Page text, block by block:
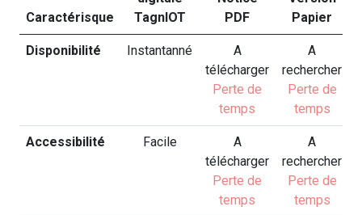
Caractérisque
TagnIOT
PDF
Papier
Disponibilité Instantanné
A
télécharger
Perte de
temps
A
rechercher
Perte de
temps
Accessibilité Facile
A
télécharger
Perte de
temps
A
rechercher
Perte de
temps